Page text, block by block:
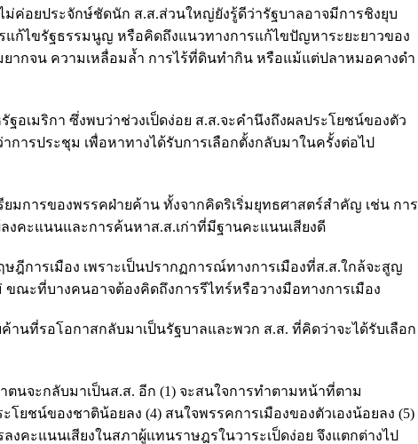
ค่อยประจักษ์ชัดนัก ส.ส.ส่วนใหญ่ยังรู้ดีว่ารัฐบาลอาจมีการชิงยุบ
ก้ไขรัฐธรรมนูญ หรือคิดถึงแนวทางการแก้ไขปัญหาระยะยาวของ
ากจน ความเหลื่อมล้ำ การไร้ที่ดินทำกิน หรือแม้แต่ปลาหมอคางดำ
เมริกา ซึ่งพบว่าช่วงเป็ดง่อย ส.ส.จะคำนึงถึงผลประโยชน์ของตัว
ารประชุม เพื่อหาทางได้รับการเลือกตั้งกลับมาในครั้งต่อไป
ยมการของพรรคฝ่ายค้าน ทั้งจากคิดริเริ่มยุทธศาสตร์สำคัญ เช่น การ
งคะแนนและการค้นหาส.ส.เก่าที่มีฐานคะแนนเสียงดี
การเมือง เพราะเป็นปรากฏการณ์ทางการเมืองที่ส.ส.ใกล้จะสูญ
ณะที่บางคนอาจต้องคิดถึงการรีไทร์หรือวางมือทางการเมือง
านที่รอโอกาสกลับมาเป็นรัฐบาลและพวก ส.ส. ที่คิดว่าจะได้รับเลือก
นจะกลับมาเป็นส.ส. อีก (1) จะสนใจการทำตามหน้าที่ตาม
ยชน์ของชาติน้อยลง (4) สนใจพรรคการเมืองของตัวเองน้อยลง (5)
คะแนนเสียงในสภาผู้แทนราษฎรในวาระเป็ดง่อย จึงแตกต่างไป